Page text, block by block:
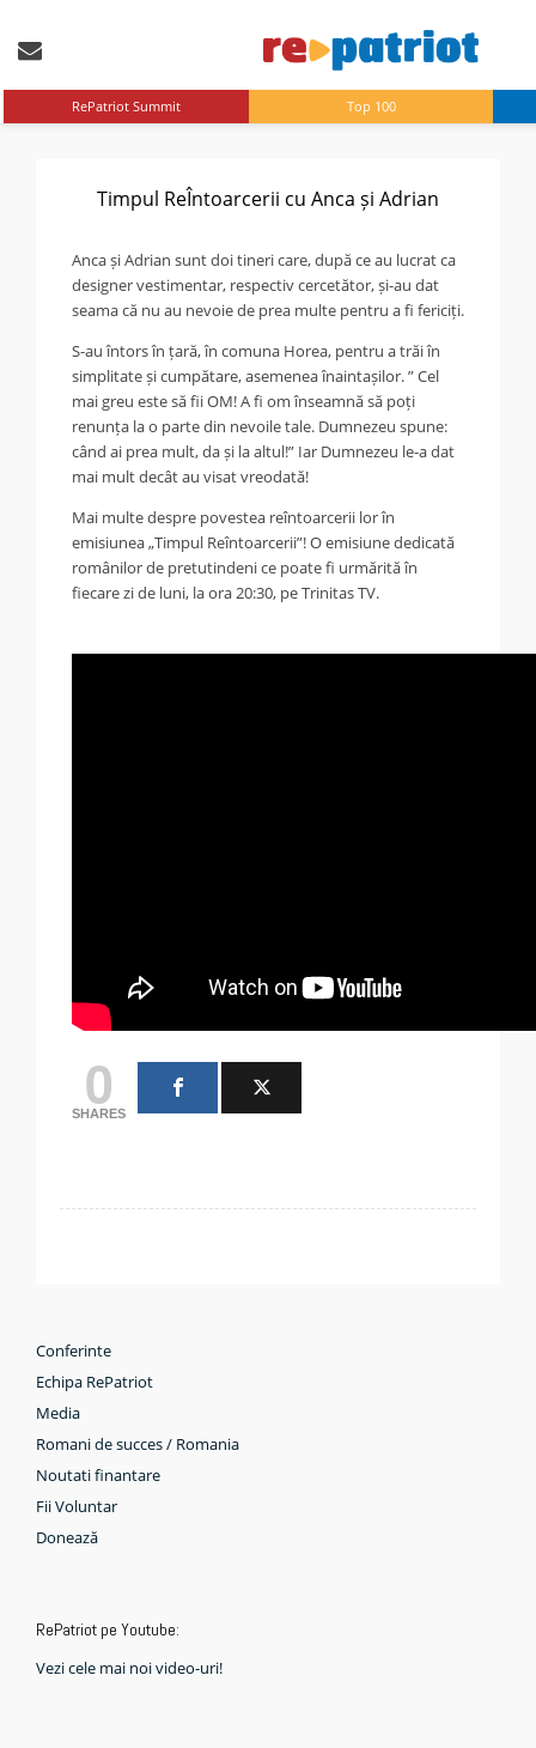
RePatriot Summit Top 100
Timpul ReÎntoarcerii cu Anca și Adrian
Anca și Adrian sunt doi tineri care, după ce au lucrat ca
designer vestimentar, respectiv cercetător, și-au dat
seama că nu au nevoie de prea multe pentru a fi fericiți.
S-au întors în țară, în comuna Horea, pentru a trăi în
simplitate și cumpătare, asemenea înaintașilor. ” Cel
mai greu este să fii OM! A fi om înseamnă să poți
renunța la o parte din nevoile tale. Dumnezeu spune:
când ai prea mult, da și la altul!” Iar Dumnezeu le-a dat
mai mult decât au visat vreodată!
Mai multe despre povestea reîntoarcerii lor în
emisiunea „Timpul Reîntoarcerii”! O emisiune dedicată
românilor de pretutindeni ce poate fi urmărită în
fiecare zi de luni, la ora 20:30, pe Trinitas TV.
0
SHARES
Conferinte
Echipa RePatriot
Media
Romani de succes / Romania
Noutati finantare
Fii Voluntar
Donează
RePatriot pe Youtube:
Vezi cele mai noi video-uri!